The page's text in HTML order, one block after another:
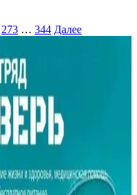
273 … 344 Далее